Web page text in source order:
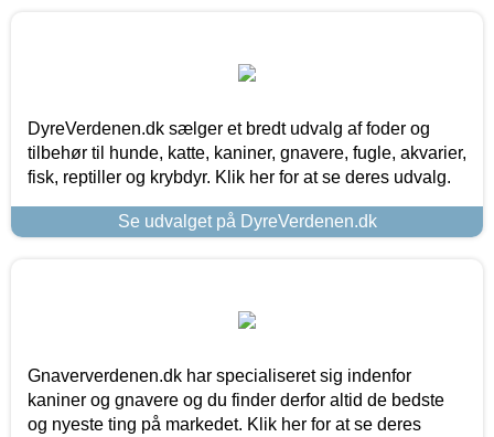
DyreVerdenen.dk sælger et bredt udvalg af foder og
tilbehør til hunde, katte, kaniner, gnavere, fugle, akvarier,
fisk, reptiller og krybdyr. Klik her for at se deres udvalg.
Se udvalget på DyreVerdenen.dk
Gnaververdenen.dk har specialiseret sig indenfor
kaniner og gnavere og du finder derfor altid de bedste
og nyeste ting på markedet. Klik her for at se deres